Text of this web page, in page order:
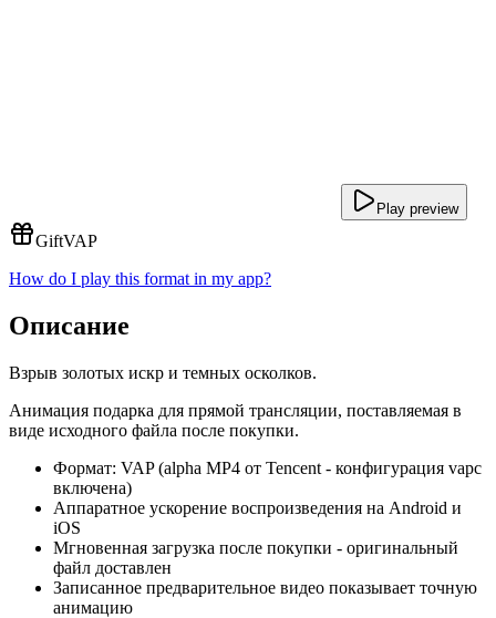
Play preview
GiftVAP
How do I play this format in my app?
Описание
Взрыв золотых искр и темных осколков.
Анимация подарка для прямой трансляции, поставляемая в
виде исходного файла после покупки.
Формат: VAP (alpha MP4 от Tencent - конфигурация vapc
включена)
Аппаратное ускорение воспроизведения на Android и
iOS
Мгновенная загрузка после покупки - оригинальный
файл доставлен
Записанное предварительное видео показывает точную
анимацию